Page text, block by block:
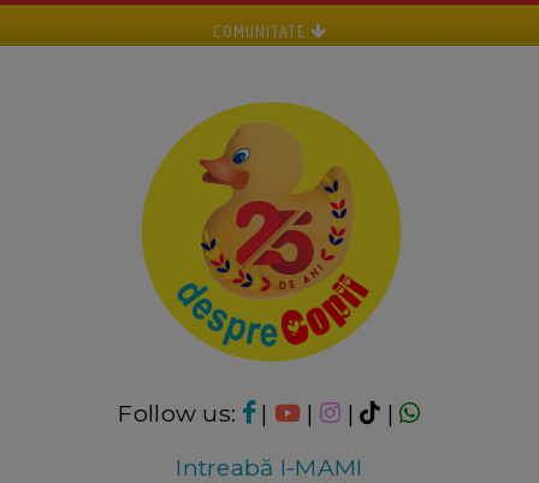
COMUNITATE
Follow us: | | |
|
Intreabă I-MAMI